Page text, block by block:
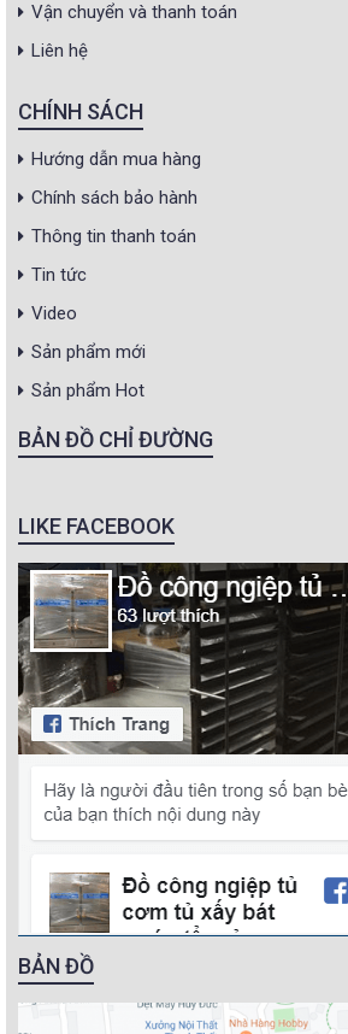
Vận chuyển và thanh toán
Liên hệ
CHÍNH SÁCH
Hướng dẫn mua hàng
Chính sách bảo hành
Thông tin thanh toán
Tin tức
Video
Sản phẩm mới
Sản phẩm Hot
BẢN ĐỒ CHỈ ĐƯỜNG
LIKE FACEBOOK
BẢN ĐỒ